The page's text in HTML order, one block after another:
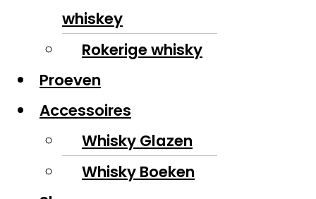
whiskey
Rokerige whisky
Proeven
Accessoires
Whisky Glazen
Whisky Boeken